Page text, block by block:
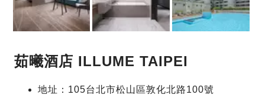
茹曦酒店 ILLUME TAIPEI
地址：105台北市松山區敦化北路100號